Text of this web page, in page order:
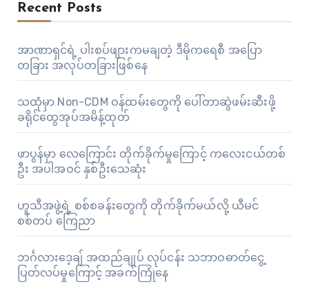
Recent Posts
အာဏာရှင်ရဲ့ ပါးစပ်ဖျားကမချတဲ့ ဒီမိုကရေစီ အပြော
တခြား အလုပ်တခြားဖြစ်နေ
သထုံမှာ Non-CDM ဝန်ထမ်းတွေကို ပေါ်တာဆွဲဖမ်းဆီးဖို့
ခရိုင်ထွေအုပ်အမိန့်ထုတ်
ဖာပွန်မှာ လေကြောင်း တိုက်ခိုက်မှုကြောင့် ကလေးငယ်တစ်
ဦး အပါအဝင် နှစ်ဦးသေဆုံး
ဟူသီအဖွဲ့ရဲ့ စစ်စခန်းတွေကို တိုက်ခိုက်မယ်လို့ ယီမင်
စစ်တပ် ကြေညာ
ဘင်္ဂလားဒေ့ချ် အထည်ချုပ် လုပ်ငန်း သဘာဝဓာတ်ငွေ့
ပြတ်လပ်မှုကြောင့် အခက်ကြုံနေ